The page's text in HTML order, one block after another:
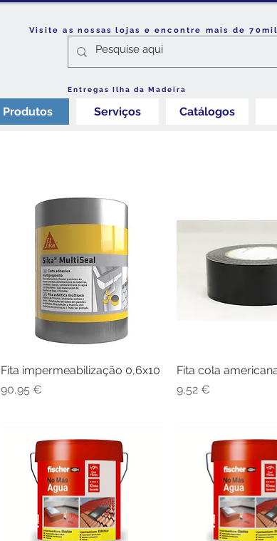
Visite as nossas lojas e encontre mais de
Entregas Ilha da Madeira
Produtos Serviços Catálogos
Visualização rápida
Fita impermeabilização 0,6x10
Preço
90,95 €
Visualização
Fita cola
Preço
9,52 €